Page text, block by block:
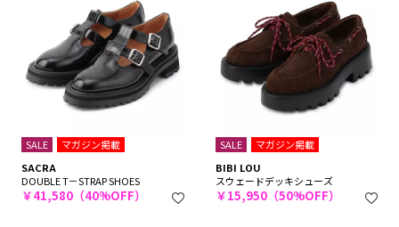
SALE
マガジン掲載
SACRA
DOUBLE T－STRAP SHOES
￥41,580（40%OFF）
SALE
マガジン掲載
BIBI LOU
スウェードデッキシューズ
￥15,950（50%OFF）